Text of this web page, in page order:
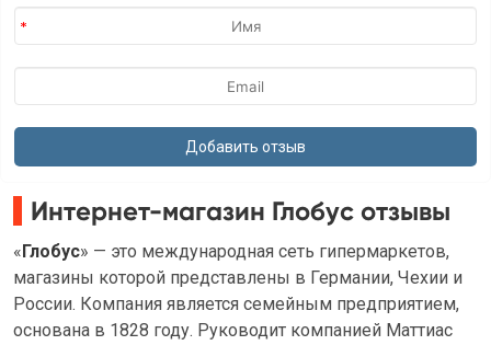
Интернет-магазин Глобус отзывы
«Глобус» — это международная сеть гипермаркетов,
магазины которой представлены в Германии, Чехии и
России. Компания является семейным предприятием,
основана в 1828 году. Руководит компанией Маттиас